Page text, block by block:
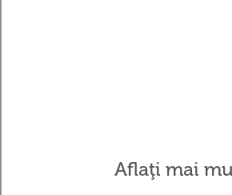
Aflaţi mai